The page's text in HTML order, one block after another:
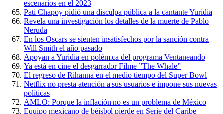
escenarios en el 2023
Pati Chapoy pidió una disculpa pública a la cantante Yuridia
Revela una investigación los detalles de la muerte de Pablo
Neruda
En los Oscars se sienten insatisfechos por la sanción contra
Will Smith el año pasado
Apoyan a Yuridia en polémica del programa Ventaneando
Ya está en cine el desgarrador Filme ”The Whale”
El regreso de Rihanna en el medio tiempo del Super Bowl
Netflix no presta atención a sus usuarios e impone sus nuevas
políticas
AMLO: Porque la inflación no es un problema de México
Equipo mexicano de béisbol pierde en Serie del Caribe